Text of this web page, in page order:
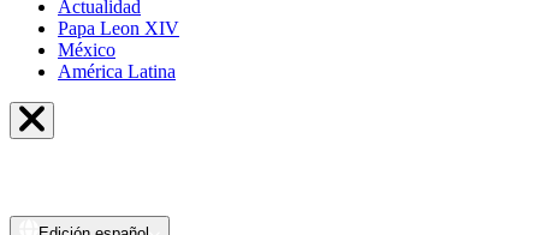
Actualidad
Papa Leon XIV
México
América Latina